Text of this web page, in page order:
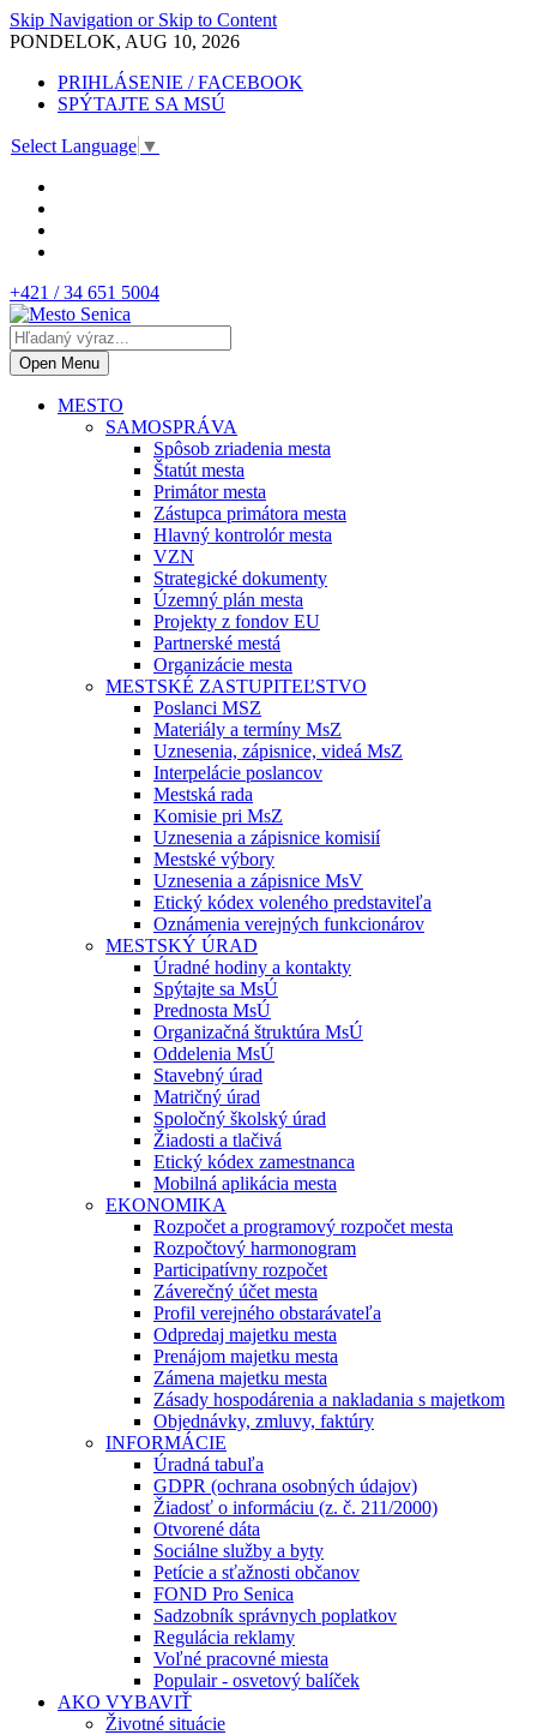
Skip Navigation or Skip to Content
PONDELOK, AUG 10, 2026
PRIHLÁSENIE / FACEBOOK
SPÝTAJTE SA MSÚ
Select Language ▼
+421 / 34 651 5004
Open Menu
MESTO
SAMOSPRÁVA
Spôsob zriadenia mesta
Štatút mesta
Primátor mesta
Zástupca primátora mesta
Hlavný kontrolór mesta
VZN
Strategické dokumenty
Územný plán mesta
Projekty z fondov EU
Partnerské mestá
Organizácie mesta
MESTSKÉ ZASTUPITEĽSTVO
Poslanci MSZ
Materiály a termíny MsZ
Uznesenia, zápisnice, videá MsZ
Interpelácie poslancov
Mestská rada
Komisie pri MsZ
Uznesenia a zápisnice komisií
Mestské výbory
Uznesenia a zápisnice MsV
Etický kódex voleného predstaviteľa
Oznámenia verejných funkcionárov
MESTSKÝ ÚRAD
Úradné hodiny a kontakty
Spýtajte sa MsÚ
Prednosta MsÚ
Organizačná štruktúra MsÚ
Oddelenia MsÚ
Stavebný úrad
Matričný úrad
Spoločný školský úrad
Žiadosti a tlačivá
Etický kódex zamestnanca
Mobilná aplikácia mesta
EKONOMIKA
Rozpočet a programový rozpočet mesta
Rozpočtový harmonogram
Participatívny rozpočet
Záverečný účet mesta
Profil verejného obstarávateľa
Odpredaj majetku mesta
Prenájom majetku mesta
Zámena majetku mesta
Zásady hospodárenia a nakladania s majetkom
Objednávky, zmluvy, faktúry
INFORMÁCIE
Úradná tabuľa
GDPR (ochrana osobných údajov)
Žiadosť o informáciu (z. č. 211/2000)
Otvorené dáta
Sociálne služby a byty
Petície a sťažnosti občanov
FOND Pro Senica
Sadzobník správnych poplatkov
Regulácia reklamy
Voľné pracovné miesta
Populair - osvetový balíček
AKO VYBAVIŤ
Životné situácie